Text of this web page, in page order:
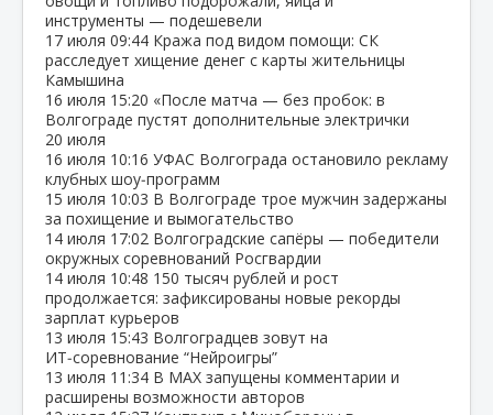
инструменты — подешевели
17 июля 09:44 Кража под видом помощи: СК
расследует хищение денег с карты жительницы
Камышина
16 июля 15:20 «После матча — без пробок: в
Волгограде пустят дополнительные электрички
20 июля
16 июля 10:16 УФАС Волгограда остановило рекламу
клубных шоу‑программ
15 июля 10:03 В Волгограде трое мужчин задержаны
за похищение и вымогательство
14 июля 17:02 Волгоградские сапёры — победители
окружных соревнований Росгвардии
14 июля 10:48 150 тысяч рублей и рост
продолжается: зафиксированы новые рекорды
зарплат курьеров
13 июля 15:43 Волгоградцев зовут на
ИТ‑соревнование “Нейроигры”
13 июля 11:34 В МАХ запущены комментарии и
расширены возможности авторов